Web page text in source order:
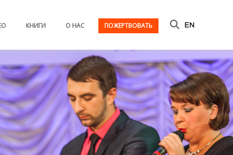
КНИГИ О НАС ПОЖЕРТВОВАТЬ